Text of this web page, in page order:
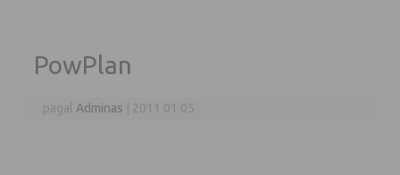
PowPlan
pagal Adminas 2011 01 05